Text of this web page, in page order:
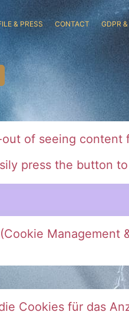
& PRESS CONTACT GDPR
of seeing content
press the button to
Management
Cookies für das